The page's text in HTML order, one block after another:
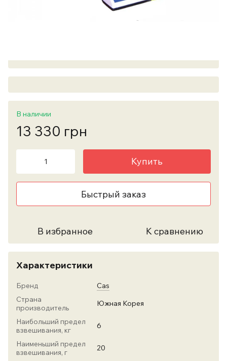
В наличии
13 330 грн
Купить
Быстрый заказ
В избранное К сравнению
Характеристики
Бренд
Cas
Страна
производитель
Южная Корея
Наибольший предел
взвешивания, кг
6
Наименьший предел
взвешивания, г
20